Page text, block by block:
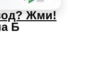
Жми!
Б